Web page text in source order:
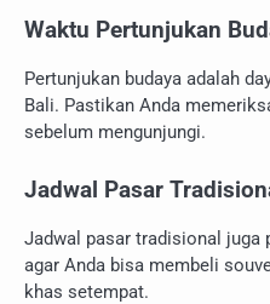
Waktu Pertunjukan
Pertunjukan budaya adalah
Bali. Pastikan Anda
sebelum mengunjungi.
Jadwal Pasar
Jadwal pasar tradisional juga
agar Anda bisa membeli
khas setempat.